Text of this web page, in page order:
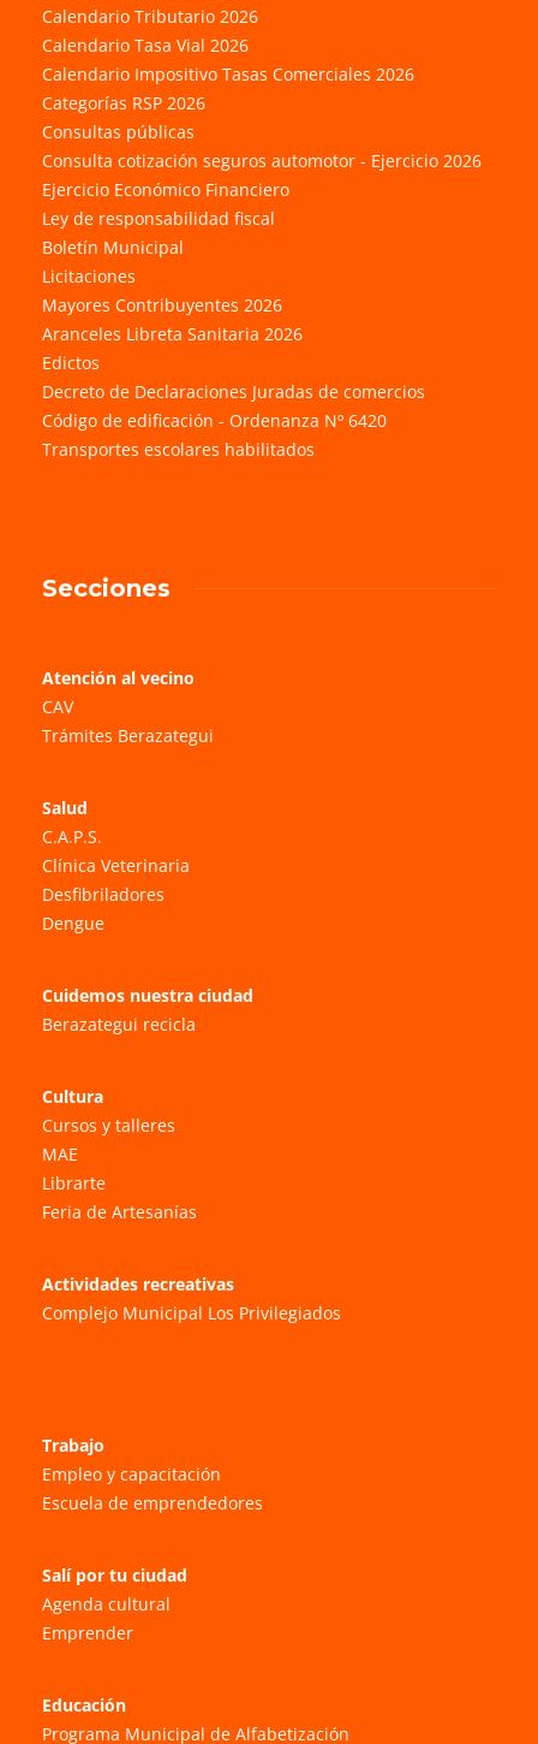
Calendario Tributario 2026
Calendario Tasa Vial 2026
Calendario Impositivo Tasas Comerciales 2026
Categorías RSP 2026
Consultas públicas
Consulta cotización seguros automotor - Ejercicio 2026
Ejercicio Económico Financiero
Ley de responsabilidad fiscal
Boletín Municipal
Licitaciones
Mayores Contribuyentes 2026
Aranceles Libreta Sanitaria 2026
Edictos
Decreto de Declaraciones Juradas de comercios
Código de edificación - Ordenanza Nº 6420
Transportes escolares habilitados
Secciones
Atención al vecino
CAV
Trámites Berazategui
Salud
C.A.P.S.
Clínica Veterinaria
Desfibriladores
Dengue
Cuidemos nuestra ciudad
Berazategui recicla
Cultura
Cursos y talleres
MAE
Librarte
Feria de Artesanías
Actividades recreativas
Complejo Municipal Los Privilegiados
Trabajo
Empleo y capacitación
Escuela de emprendedores
Salí por tu ciudad
Agenda cultural
Emprender
Educación
Programa Municipal de Alfabetización